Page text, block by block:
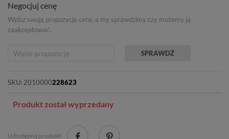
Negocjuj cenę
Wpisz swoją propozycje ceny, a my sprawdzimy czy możemy ją
zaakceptować.
SPRAWDŹ
SKU: 2010000228623
Produkt został wyprzedany
Udostępnij produkt: